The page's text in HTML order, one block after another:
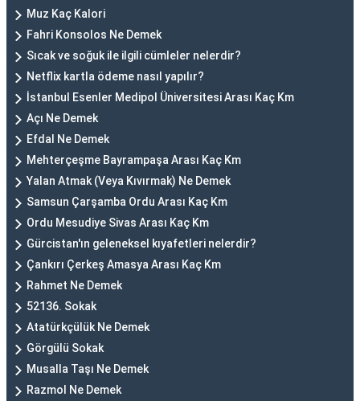
Muz Kaç Kalori
Fahri Konsolos Ne Demek
Sıcak ve soğuk ile ilgili cümleler nelerdir?
Netflix kartla ödeme nasıl yapılır?
İstanbul Esenler Medipol Üniversitesi Arası Kaç Km
Açı Ne Demek
Efdal Ne Demek
Mehterçeşme Bayrampaşa Arası Kaç Km
Yalan Atmak (Veya Kıvırmak) Ne Demek
Samsun Çarşamba Ordu Arası Kaç Km
Ordu Mesudiye Sivas Arası Kaç Km
Gürcistan'ın geleneksel kıyafetleri nelerdir?
Çankırı Çerkeş Amasya Arası Kaç Km
Rahmet Ne Demek
52136. Sokak
Atatürkçülük Ne Demek
Görgülü Sokak
Musalla Taşı Ne Demek
Razmol Ne Demek